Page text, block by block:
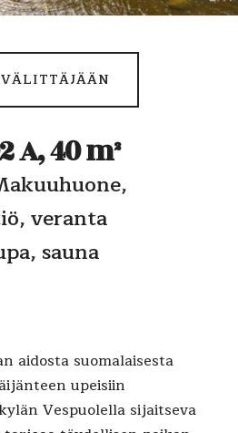
A, 40 m²
veranta
sauna
aidosta suomalaisesta
upeisiin
Vespuolella sijaitseva